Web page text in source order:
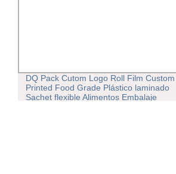
DQ Pack Cutom Logo Roll Film Custom
Printed Food Grade Plástico laminado
Sachet flexible Alimentos Embalaje